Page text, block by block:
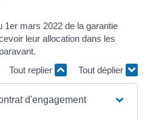
1er mars 2022 de la garantie
leur allocation dans les
Tout replier
Tout déplier
d'engagement